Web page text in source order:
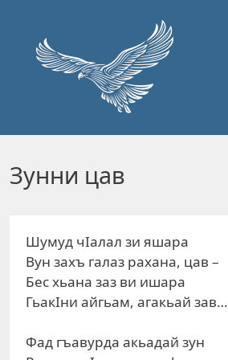
Зунни цав
Шумуд чIалал зи яшара
Вун захъ галаз рахана, цав –
Бес хьана заз ви ишара
ГьакIни айгьам, агакьай зав…
Фад гъавурда акьадай зун